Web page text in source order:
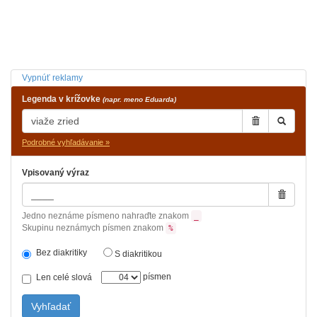
Vypnúť reklamy
Legenda v krížovke (napr. meno Eduarda)
Podrobné vyhľadávanie »
Vpisovaný výraz
Jedno neznáme písmeno nahraďte znakom
Skupinu neznámych písmen znakom %
Bez diakritiky S diakritikou
Len celé slová písmen
Vyhľadať